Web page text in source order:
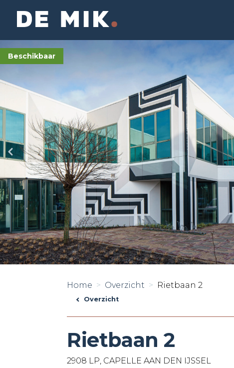
Beschikbaar
Home Overzicht Rietbaan 2
Overzicht
Rietbaan 2
2908 LP, CAPELLE AAN DEN IJSSEL